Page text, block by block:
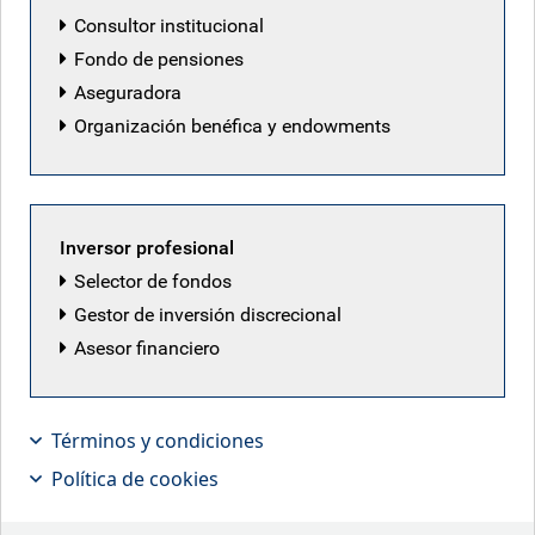
Illya Zyskind, gestor senior de deuda
de mercados emergentes, comenta el
Consultor institucional
Fondo de pensiones
Aseguradora
Organización benéfica y endowments
Inversor profesional
Selector de fondos
Gestor de inversión discrecional
Asesor financiero
Términos y condiciones
Política de cookies